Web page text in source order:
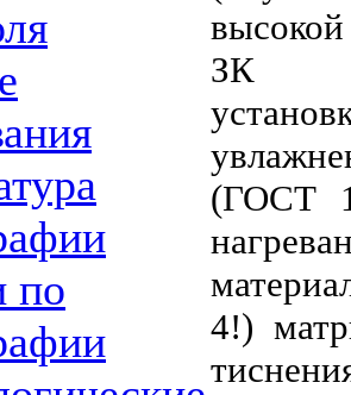
по
ЗК
(ГОСТ
4!)